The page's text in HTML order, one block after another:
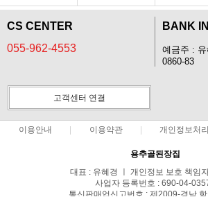
CS CENTER
055-962-4553
BANK
예금주 :
0860-83
고객센터 연결
이용안내 이용약관 개인정보처
용추골된장집
대표 : 유혜경 ㅣ 개인정보 보호 책임
사업자 등록번호 : 690-04-
통신판매업신고번호 : 제2009-경남